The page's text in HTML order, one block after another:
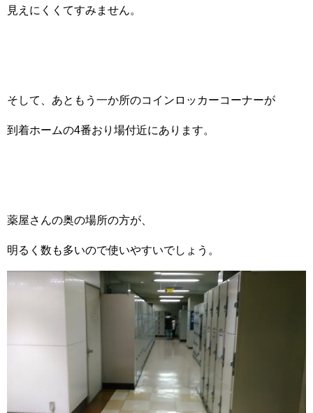
見えにくくてすみません。
そして、あともう一か所のコインロッカーコーナーが
到着ホームの4番おり場付近にあります。
薬屋さんの奥の場所の方が、
明るく数も多いので使いやすいでしょう。